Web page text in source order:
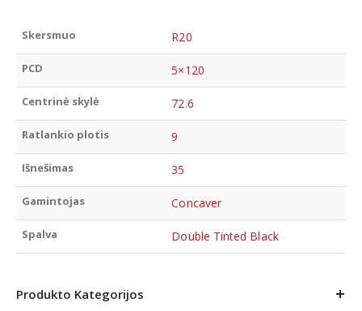
Skersmuo R20
PCD 5×120
Centrinė skylė 72.6
Ratlankio plotis 9
Išnešimas 35
Gamintojas Concaver
Spalva Double Tinted Black
Produkto Kategorijos